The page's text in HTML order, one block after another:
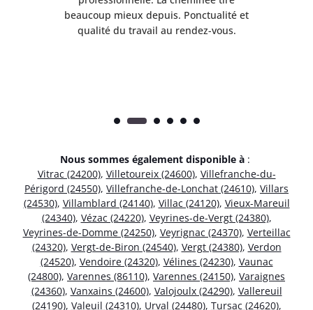
beaucoup mieux depuis. Ponctualité et
qualité du travail au rendez-vous.
Nous sommes également disponible à :
Vitrac (24200), Villetoureix (24600), Villefranche-du-
Périgord (24550), Villefranche-de-Lonchat (24610), Villars
(24530), Villamblard (24140), Villac (24120), Vieux-Mareuil
(24340), Vézac (24220), Veyrines-de-Vergt (24380),
Veyrines-de-Domme (24250), Veyrignac (24370), Verteillac
(24320), Vergt-de-Biron (24540), Vergt (24380), Verdon
(24520), Vendoire (24320), Vélines (24230), Vaunac
(24800), Varennes (86110), Varennes (24150), Varaignes
(24360), Vanxains (24600), Valojoulx (24290), Vallereuil
(24190), Valeuil (24310), Urval (24480), Tursac (24620),